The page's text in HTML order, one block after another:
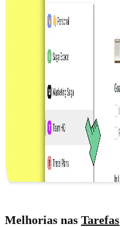
Melhorias nas Tarefas